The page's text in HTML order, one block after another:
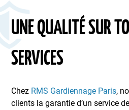
UNE QUALITÉ SUR
SERVICES
Chez RMS Gardiennage Paris,
clients la garantie d’un service